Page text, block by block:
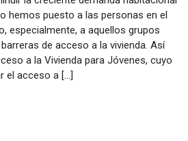
hemos puesto a las personas en el
especialmente, a aquellos grupos
de acceso a la vivienda. Así
a la Vivienda para Jóvenes, cuyo
el acceso a […]